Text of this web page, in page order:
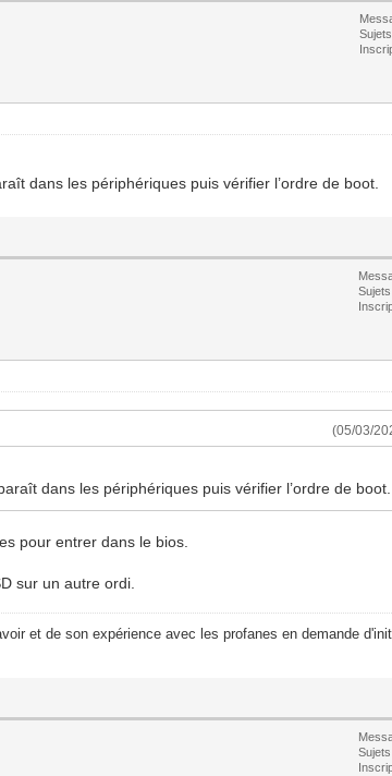
dans les périphériques puis vérifier l’ordre de boot.
(05/03/
dans les périphériques puis vérifier l’ordre de boot.
pour entrer dans le bios.
sur un autre ordi.
et de son expérience avec les profanes en demande